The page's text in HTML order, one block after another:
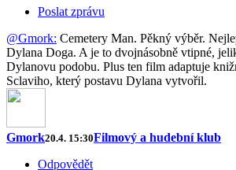
Poslat zprávu
@Gmork: Cemetery Man. Pěkný výběr.
Dylana Doga. A je to dvojnásobně vtipné,
Dylanovu podobu. Plus ten film adaptuje
Sclaviho, který postavu Dylana vytvořil.
Gmork20.4. 15:30Filmový a hudební klub
Odpovědět